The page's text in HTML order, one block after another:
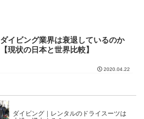
ダイビング業界は衰退しているのか
【現状の日本と世界比較】
2020.04.22
ダイビング｜レンタルのドライスーツは